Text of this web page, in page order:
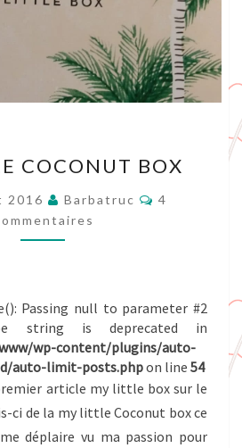
LITTLE
BOX
COCONUT BOX
2016 Barbatruc
4
Passing null to parameter #2
string is deprecated in
wp-content/plugins/auto-
auto-limit-posts.phpon line 54
article my little box sur le
ci de la my little Coconut box ce
déplaire vu ma passion pour